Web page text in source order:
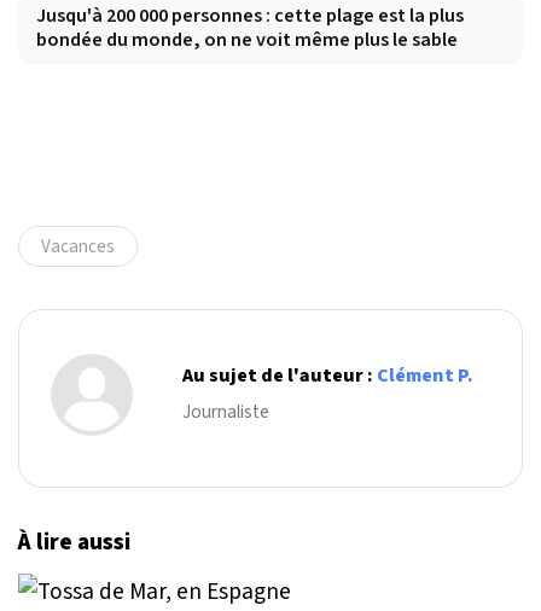
Jusqu'à 200 000 personnes : cette plage est la plus
bondée du monde, on ne voit même plus le sable
Vacances
Au sujet de l'auteur : Clément P.
Journaliste
À lire aussi